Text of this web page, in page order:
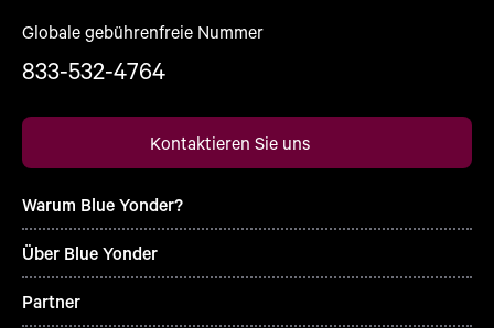
Globale gebührenfreie Nummer
833-532-4764
Kontaktieren Sie uns
Warum Blue Yonder?
Über Blue Yonder
Partner